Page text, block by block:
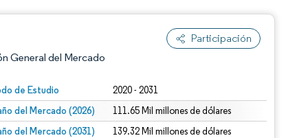
Participación
General del Mercado
de Estudio 2020 - 2031
del Mercado (2026) 111.65 Mil millones de dólares
del Mercado (2031) 139.32 Mil millones de dólares